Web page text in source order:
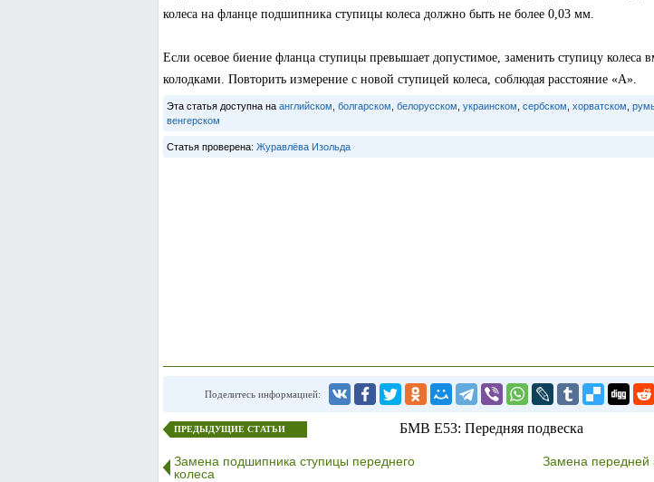
колеса на фланце подшипника ступицы колеса должно быть не более 0,03 мм.
Если осевое биение фланца ступицы превышает допустимое, заменить ступицу колеса
колодками. Повторить измерение с новой ступицей колеса, соблюдая расстояние «А».
Эта статья доступна на английском болгарском белорусском украинском сербском хорватском
венгерском
Статья проверена: Журавлёва Изольда
Поделитесь информацией:
ПРЕДЫДУЩИЕ СТАТЬИ БМВ E53: Передняя подвеска
Замена подшипника ступицы переднего
колеса
Замена передней